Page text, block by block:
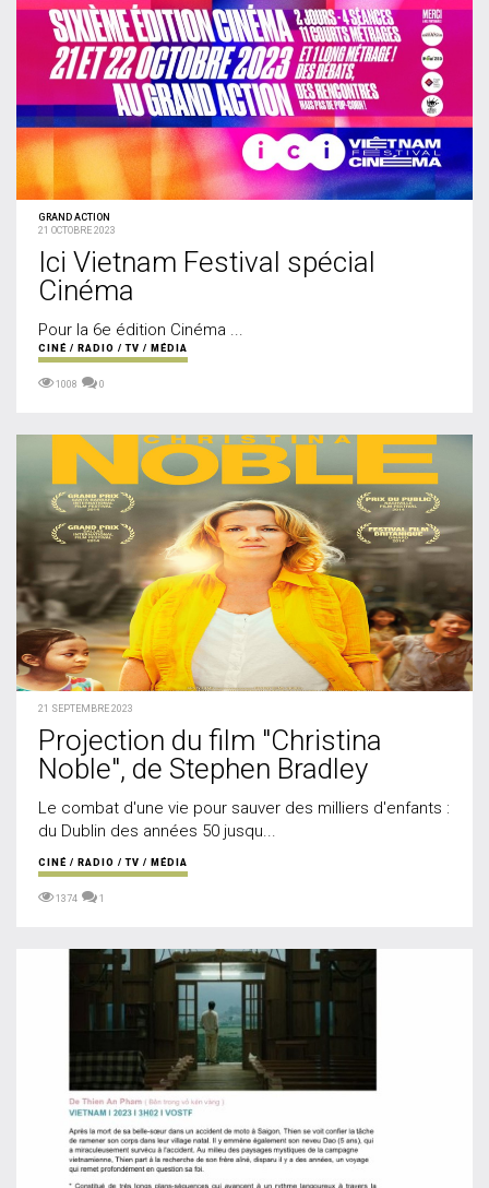
GRAND ACTION
21 OCTOBRE 2023
Ici Vietnam Festival spécial
Cinéma
Pour la 6e édition Cinéma ...
CINÉ / RADIO / TV / MÉDIA
1008 0
21 SEPTEMBRE 2023
Projection du film "Christina
Noble", de Stephen Bradley
Le combat d'une vie pour sauver des milliers d'enfants :
du Dublin des années 50 jusqu...
CINÉ / RADIO / TV / MÉDIA
1374 1